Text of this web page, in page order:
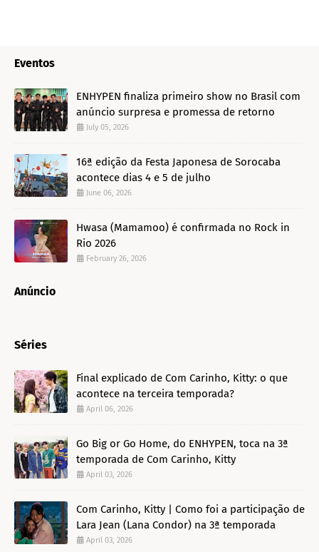
Eventos
ENHYPEN finaliza primeiro show no Brasil com
anúncio surpresa e promessa de retorno
July 05, 2026
16ª edição da Festa Japonesa de Sorocaba
acontece dias 4 e 5 de julho
June 06, 2026
Hwasa (Mamamoo) é confirmada no Rock in
Rio 2026
February 26, 2026
Anúncio
Séries
Final explicado de Com Carinho, Kitty: o que
acontece na terceira temporada?
April 06, 2026
Go Big or Go Home, do ENHYPEN, toca na 3ª
temporada de Com Carinho, Kitty
April 03, 2026
Com Carinho, Kitty | Como foi a participação de
Lara Jean (Lana Condor) na 3ª temporada
April 03, 2026